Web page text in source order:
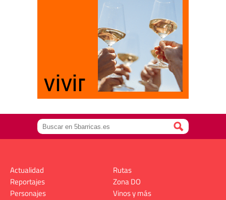
Actualidad
Reportajes
Personajes
Rutas
Zona DO
Vinos y más